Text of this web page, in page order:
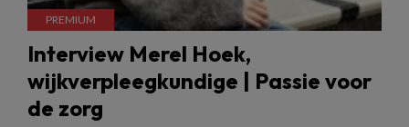
Interview Merel Hoek,
wijkverpleegkundige | Passie voor
de zorg